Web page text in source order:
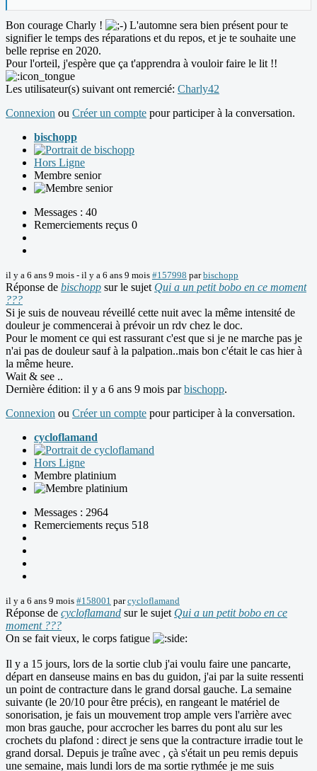
Bon courage Charly !
L'automne sera bien présent pour te
signifier le temps des réparations et du repos, et je te souhaite une
belle reprise en 2020.
Pour l'orteil, j'espère que ça t'apprendra à vouloir faire le lit !!
Les utilisateur(s) suivant ont remercié: Charly42
Connexion ou Créer un compte pour participer à la conversation.
bischopp
Hors Ligne
Membre senior
Messages : 40
Remerciements reçus 0
il y a 6 ans 9 mois - il y a 6 ans 9 mois #157998 parbischopp
Réponse de bischopp sur le sujet Qui a un petit bobo en ce moment
???
Si je suis de nouveau réveillé cette nuit avec la même intensité de
douleur je commencerai à prévoir un rdv chez le doc.
Pour le moment ce qui est rassurant c'est que si je ne marche pas je
n'ai pas de douleur sauf à la palpation..mais bon c'était le cas hier à
la même heure.
Wait & see ..
Dernière édition: il y a 6 ans 9 mois parbischopp.
Connexion ou Créer un compte pour participer à la conversation.
cycloflamand
Hors Ligne
Membre platinium
Messages : 2964
Remerciements reçus 518
il y a 6 ans 9 mois #158001 parcycloflamand
Réponse de cycloflamand sur le sujet Qui a un petit bobo en ce
moment ???
On se fait vieux, le corps fatigue
Il y a 15 jours, lors de la sortie club j'ai voulu faire une pancarte,
départ en danseuse mains en bas du guidon, j'ai par la suite ressenti
un point de contracture dans le grand dorsal gauche. La semaine
suivante (le 20/10 pour être précis), en rangeant le matériel de
sonorisation, je fais un mouvement trop ample vers l'arrière avec
mon bras gauche, pour accrocher les barres du pont alu sur les
crochets du plafond : direct je sens que la contracture irradie tout le
grand dorsal. Depuis je traîne avec , çà s'était un peu remis depuis
une semaine, mais lundi lors de ma sortie rythmée je me suis